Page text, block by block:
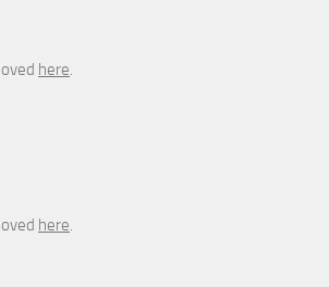
here.
here.